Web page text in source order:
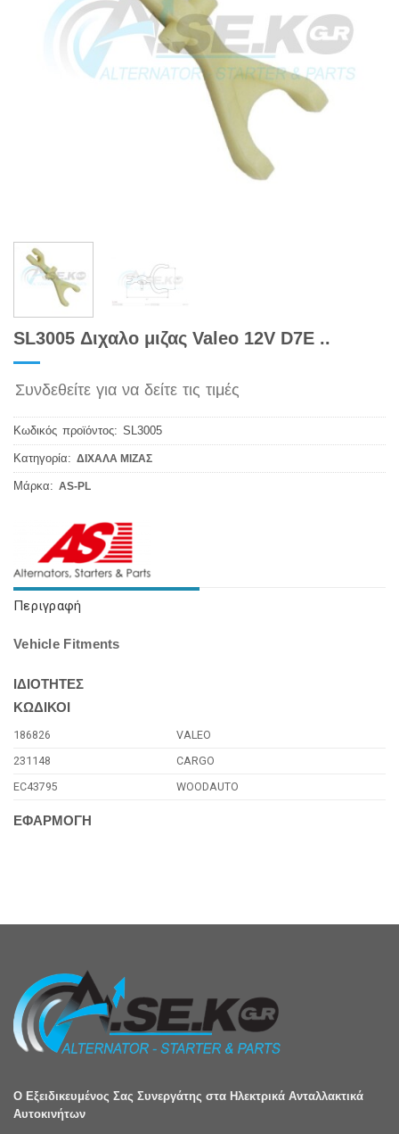
SL3005 Διχαλο μιζας Valeo 12V D7E ..
Συνδεθείτε για να δείτε τις τιμές
Κωδικός προϊόντος: SL3005
Κατηγορία: ΔΙΧΑΛΑ ΜΙΖΑΣ
Μάρκα: AS-PL
Περιγραφή
Vehicle Fitments
ΙΔΙΟΤΗΤΕΣ
ΚΩΔΙΚΟΙ
186826
VALEO
231148
CARGO
EC43795
WOODAUTO
ΕΦΑΡΜΟΓΗ
Ο Εξειδικευμένος Σας Συνεργάτης στα Ηλεκτρικά Ανταλλακτικά
Αυτοκινήτων